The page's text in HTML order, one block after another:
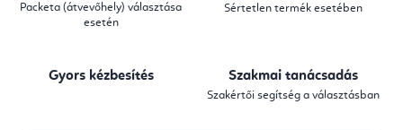
Packeta (átvevőhely) választása
esetén
Sértetlen termék esetében
Gyors kézbesítés Szakmai tanácsadás
Szakértői segítség a választásban